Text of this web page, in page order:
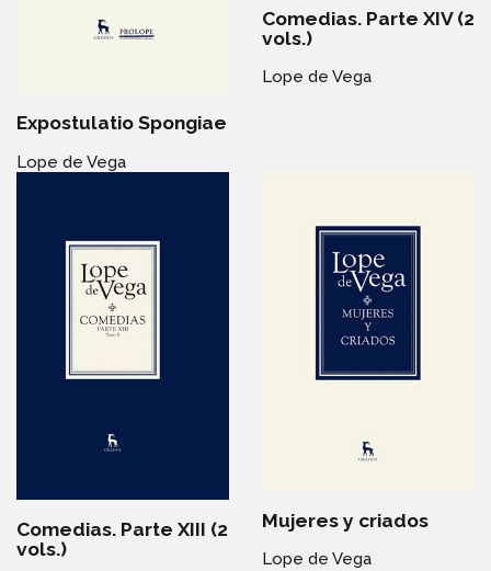
Expostulatio Spongiae
Lope de Vega
Comedias. Parte XIV (2
vols.)
Lope de Vega
Comedias. Parte XIII (2
vols.)
Mujeres y criados
Lope de Vega